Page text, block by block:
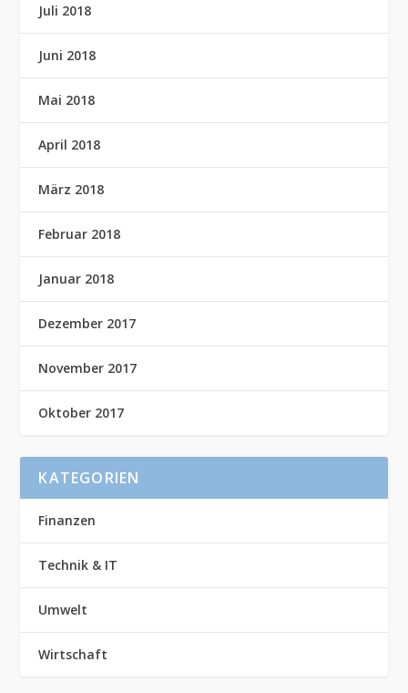
Juli 2018
Juni 2018
Mai 2018
April 2018
März 2018
Februar 2018
Januar 2018
Dezember 2017
November 2017
Oktober 2017
KATEGORIEN
Finanzen
Technik & IT
Umwelt
Wirtschaft